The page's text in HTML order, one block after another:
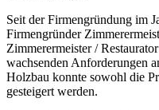
Seit der Firmengründung im
Firmengründer
Zimmerermeister /
wachsenden Anforderungen
Holzbau konnte sowohl die
gesteigert werden.